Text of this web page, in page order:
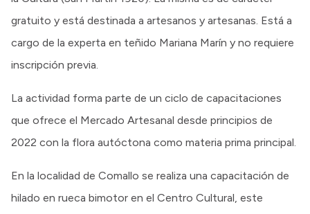
gratuito y está destinada a artesanos y artesanas. Está a
cargo de la experta en teñido Mariana Marín y no requiere
inscripción previa.
La actividad forma parte de un ciclo de capacitaciones
que ofrece el Mercado Artesanal desde principios de
2022 con la flora autóctona como materia prima principal.
En la localidad de Comallo se realiza una capacitación de
hilado en rueca bimotor en el Centro Cultural, este